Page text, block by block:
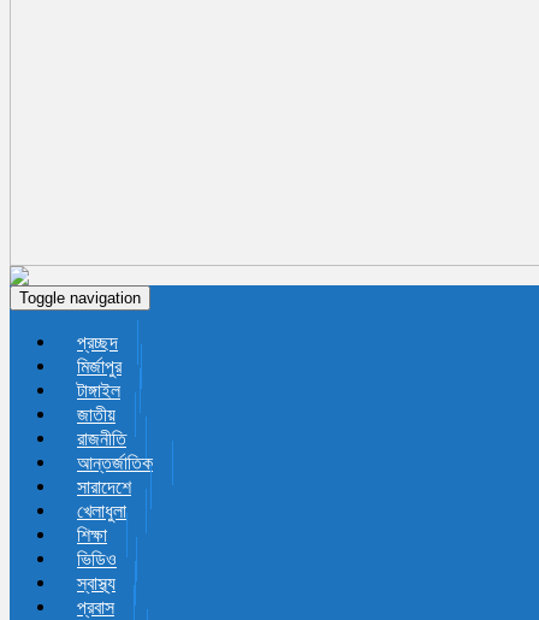
Toggle navigation
প্রচ্ছদ
মির্জাপুর
টাঙ্গাইল
জাতীয়
রাজনীতি
আন্তর্জাতিক
সারাদেশে
খেলাধুলা
শিক্ষা
ভিডিও
স্বাস্থ্য
প্রবাস